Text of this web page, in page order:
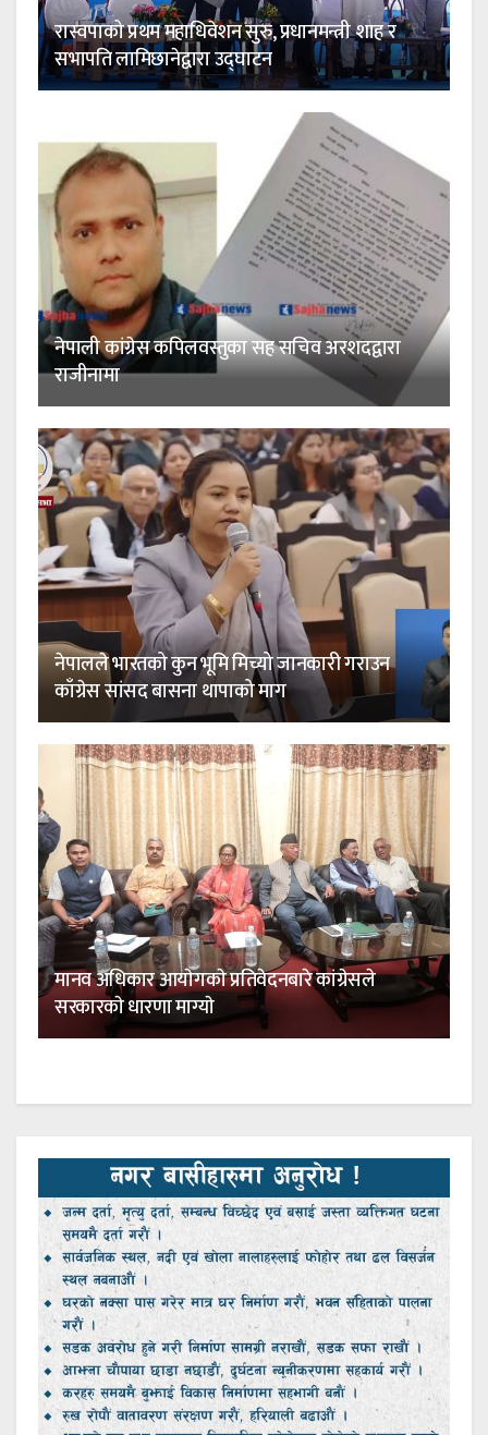
रास्वपाको प्रथम महाधिवेशन सुरु, प्रधानमन्त्री शाह र
सभापति लामिछानेद्वारा उद्घाटन
नेपाली कांग्रेस कपिलवस्तुका सह सचिव अरशदद्वारा
राजीनामा
नेपालले भारतको कुन भूमि मिच्यो जानकारी गराउन
काँग्रेस सांसद बासना थापाको माग
मानव अधिकार आयाेगकाे प्रतिवेदनबारे कांग्रेसले
सरकारकाे धारणा माग्याे